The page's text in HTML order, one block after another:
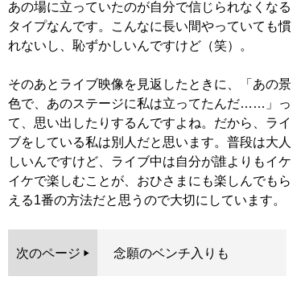
あの場に立っていたのが自分で信じられなくなる
タイプなんです。こんなに長い間やっていても慣
れないし、恥ずかしいんですけど（笑）。
そのあとライブ映像を見返したときに、「あの景
色で、あのステージに私は立ってたんだ……」っ
て、思い出したりするんですよね。だから、ライ
ブをしている私は別人だと思います。普段は大人
しいんですけど、ライブ中は自分が誰よりもイケ
イケで楽しむことが、おひさまにも楽しんでもら
える1番の方法だと思うので大切にしています。
次のページ 念願のベンチ入りも